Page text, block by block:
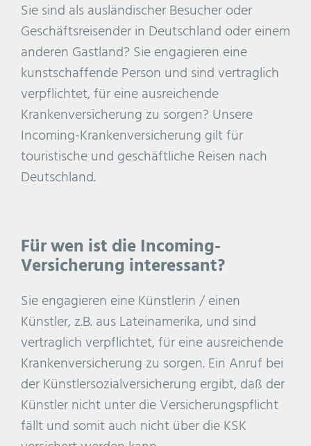
Sie sind als ausländischer Besucher oder
Geschäftsreisender in Deutschland oder einem
anderen Gastland? Sie engagieren eine
kunstschaffende Person und sind vertraglich
verpflichtet, für eine ausreichende
Krankenversicherung zu sorgen? Unsere
Incoming-Krankenversicherung gilt für
touristische und geschäftliche Reisen nach
Deutschland.
Für wen ist die Incoming-
Versicherung interessant?
Sie engagieren eine Künstlerin / einen
Künstler, z.B. aus Lateinamerika, und sind
vertraglich verpflichtet, für eine ausreichende
Krankenversicherung zu sorgen. Ein Anruf bei
der Künstlersozialversicherung ergibt, daß der
Künstler nicht unter die Versicherungspflicht
fällt und somit auch nicht über die KSK